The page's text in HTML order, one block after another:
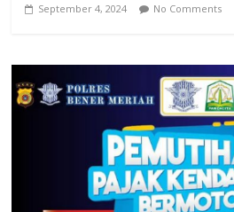
September 4, 2024 No Comments